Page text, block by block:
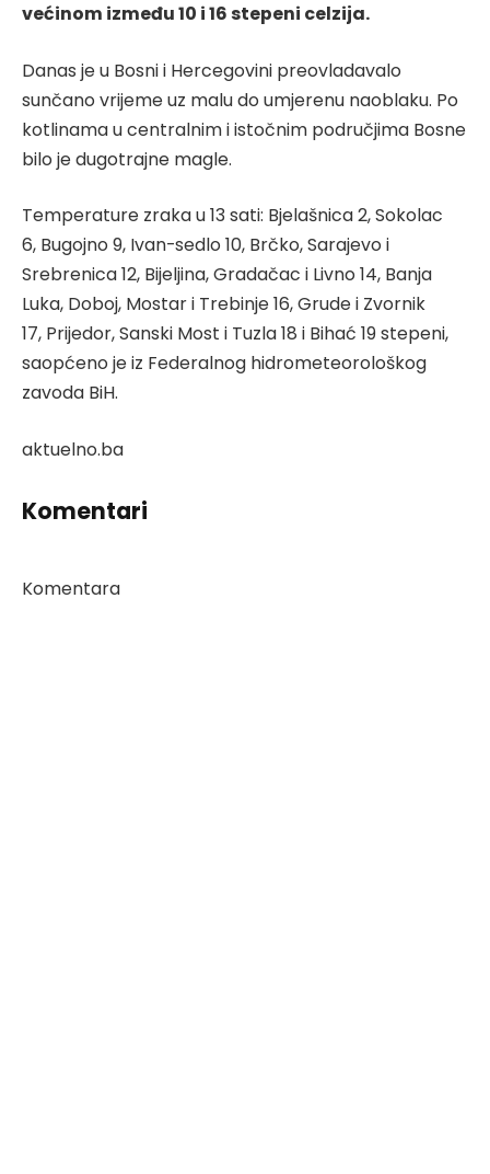
većinom između 10 i 16 stepeni celzija.
Danas je u Bosni i Hercegovini preovladavalo
sunčano vrijeme uz malu do umjerenu naoblaku. Po
kotlinama u centralnim i istočnim područjima Bosne
bilo je dugotrajne magle.
Temperature zraka u 13 sati: Bjelašnica 2, Sokolac
6, Bugojno 9, Ivan-sedlo 10, Brčko, Sarajevo i
Srebrenica 12, Bijeljina, Gradačac i Livno 14, Banja
Luka, Doboj, Mostar i Trebinje 16, Grude i Zvornik
17, Prijedor, Sanski Most i Tuzla 18 i Bihać 19 stepeni,
saopćeno je iz Federalnog hidrometeorološkog
zavoda BiH.
aktuelno.ba
Komentari
Komentara